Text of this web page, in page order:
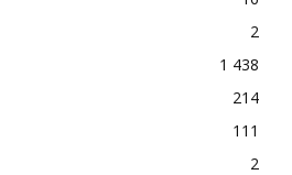
2
1 438
214
111
2